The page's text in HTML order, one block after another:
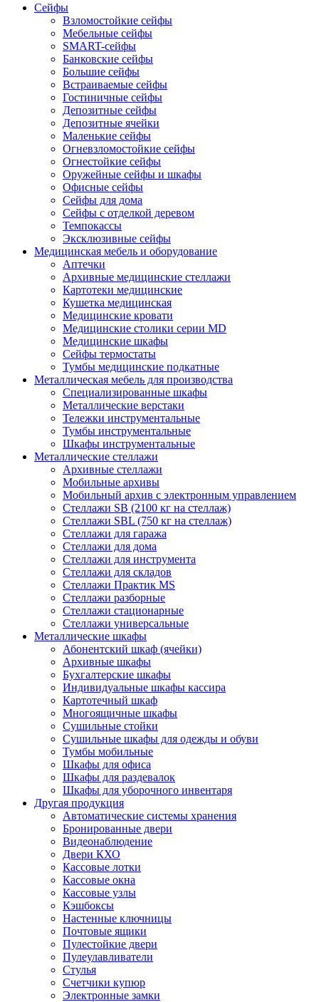
Сейфы
Взломостойкие сейфы
Мебельные сейфы
SMART-сейфы
Банковские сейфы
Большие сейфы
Встраиваемые сейфы
Гостиничные сейфы
Депозитные сейфы
Депозитные ячейки
Маленькие сейфы
Огневзломостойкие сейфы
Огнестойкие сейфы
Оружейные сейфы и шкафы
Офисные сейфы
Сейфы для дома
Сейфы с отделкой деревом
Темпокассы
Эксклюзивные сейфы
Медицинская мебель и оборудование
Аптечки
Архивные медицинские стеллажи
Картотеки медицинские
Кушетка медицинская
Медицинские кровати
Медицинские столики серии MD
Медицинские шкафы
Сейфы термостаты
Тумбы медицинские подкатные
Металлическая мебель для производства
Cпециализированные шкафы
Металлические верстаки
Тележки инструментальные
Тумбы инструментальные
Шкафы инструментальные
Металлические стеллажи
Архивные стеллажи
Мобильные архивы
Мобильный архив с электронным управлением
Стеллажи SB (2100 кг на стеллаж)
Стеллажи SBL (750 кг на стеллаж)
Стеллажи для гаража
Стеллажи для дома
Стеллажи для инструмента
Стеллажи для складов
Стеллажи Практик MS
Стеллажи разборные
Стеллажи стационарные
Стеллажи универсальные
Металлические шкафы
Абонентский шкаф (ячейки)
Архивные шкафы
Бухгалтерские шкафы
Индивидуальные шкафы кассира
Картотечный шкаф
Многоящичные шкафы
Сушильные стойки
Сушильные шкафы для одежды и обуви
Тумбы мобильные
Шкафы для офиса
Шкафы для раздевалок
Шкафы для уборочного инвентаря
Другая продукция
Автоматические системы хранения
Бронированные двери
Видеонаблюдение
Двери КХО
Кассовые лотки
Кассовые окна
Кассовые узлы
Кэшбоксы
Настенные ключницы
Почтовые ящики
Пулестойкие двери
Пулеулавливатели
Стулья
Счетчики купюр
Электронные замки